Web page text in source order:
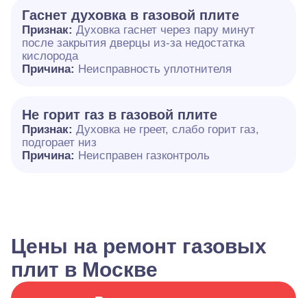
Гаснет духовка в газовой плите
Признак: Духовка гаснет через пару минут
после закрытия дверцы из-за недостатка
кислорода
Причина: Неисправность уплотнителя
Не горит газ в газовой плите
Признак: Духовка не греет, слабо горит газ,
подгорает низ
Причина: Неисправен газконтроль
Цены на ремонт газовых
плит в Москве